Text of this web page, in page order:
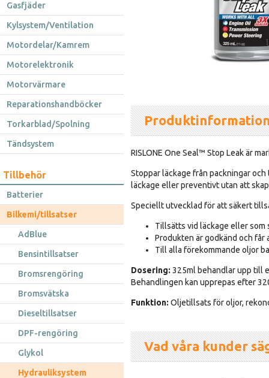
Gasfjäder
Kylsystem/Ventilation
Motordelar/Kamrem
Motorelektronik
Motorvärmare
Reparationshandböcker
Torkarblad/Spolning
Tändsystem
Tillbehör
Batterier
Bilkemi/tillsatser
AdBlue
Bensintillsatser
Bromsrengöring
Bromsvätska
Dieseltillsatser
DPF-rengöring
Glykol
Hydrauliksystem
RISLONE One Seal™ Stop Leak är
Stoppar läckage från packningar
läckage eller preventivt utan att
Speciellt utvecklad för att säkert
Tillsätts vid läckage eller som
Produkten är godkänd och får
Till alla förekommande oljor
Dosering: 325ml behandlar upp till
Behandlingen kan upprepas efter
Funktion: Oljetillsats för oljor,
Vad våra kunder